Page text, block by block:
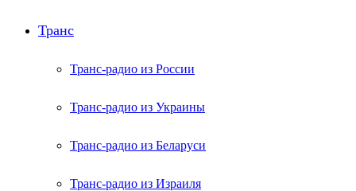
Транс
Транс-радио из России
Транс-радио из Украины
Транс-радио из Беларуси
Транс-радио из Израиля